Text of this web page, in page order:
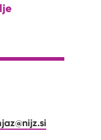
profil